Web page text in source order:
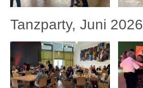
Tanzparty, Juni 2026